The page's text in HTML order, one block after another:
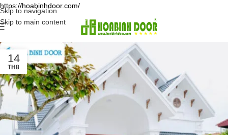
https://hoabinhdoor.com/
Skip to navigation
Skip to main content
14
TH8